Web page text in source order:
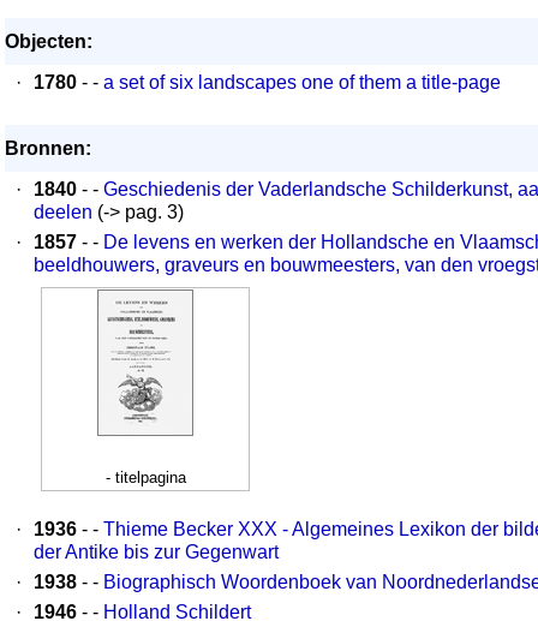
Objecten:
·
1780 - - a set of six landscapes one of them a title-page
Bronnen:
·
1840 - - Geschiedenis der Vaderlandsche Schilderkunst,
deelen (-> pag. 3)
·
1857 - - De levens en werken der Hollandsche en
beeldhouwers, graveurs en bouwmeesters, van den
- titelpagina
· 1936 - - Thieme Becker XXX - Algemeines Lexikon der
der Antike bis zur Gegenwart
·
1938 - - Biographisch Woordenboek van
·
1946 - - Holland Schildert